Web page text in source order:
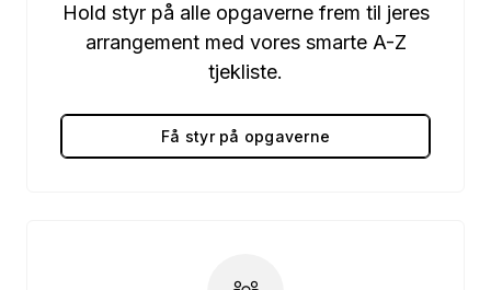
Hold styr på alle opgaverne frem til jeres
arrangement med vores smarte A-Z
tjekliste.
Få styr på opgaverne